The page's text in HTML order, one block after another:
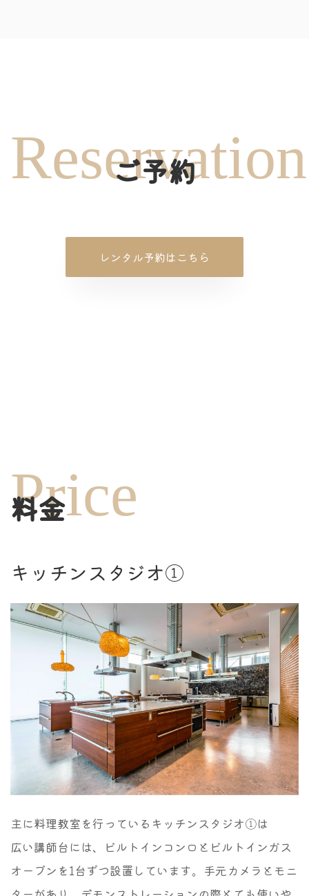
Reservation
ご予約
レンタル予約はこちら
Price
料金
キッチンスタジオ①
主に料理教室を行っているキッチンスタジオ①は
広い講師台には、ビルトインコンロとビルトインガス
オーブンを1台ずつ設置しています。手元カメラとモニ